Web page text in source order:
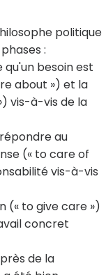
politique
:
besoin est
about ») et la
vis-à-vis de la
au
(« to care of
vis-à-vis
(« to give care »)
concret
de la